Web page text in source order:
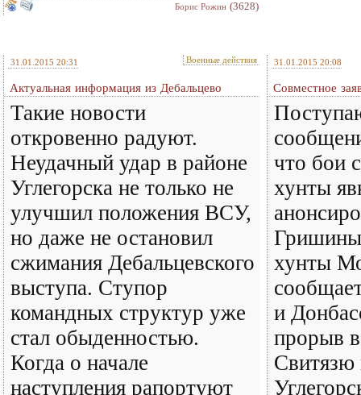
Борис Рожин (3628)
31.01.2015 20:31 Военные действия
Актуальная информация из Дебальцево
Такие новости
откровенно радуют.
Неудачный удар в районе
Углегорска не только не
улучшил положения ВСУ,
но даже не остановил
сжимания Дебальцевского
выступа. Ступор
командных структур уже
стал обыденностью.
Когда о начале
наступления рапортуют
31.01.2015 20:08
Совместное
что бои
хунты
хунты
и
прорыв